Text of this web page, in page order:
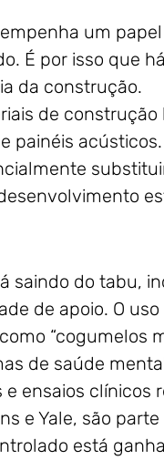
um
É por isso que
da construção.
de construção
painéis
saindo do tabu,
de apoio. O
“cogumelos
de saúde
ensaios clínicos
e Yale, são
está